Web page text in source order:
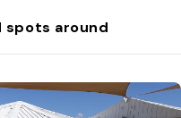
spots around